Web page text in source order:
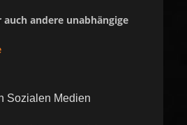
auch andere unabhängige
Sozialen Medien